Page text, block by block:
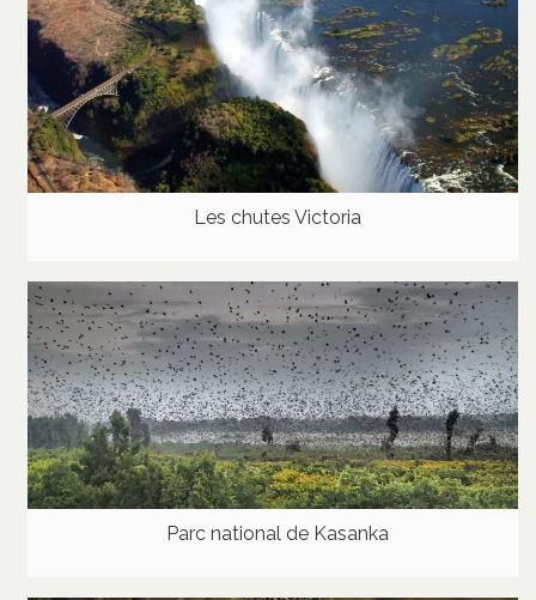
Les chutes Victoria
Parc national de Kasanka